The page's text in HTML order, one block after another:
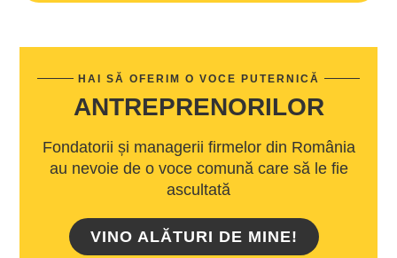
HAI SĂ OFERIM O VOCE PUTERNICĂ
ANTREPRENORILOR
Fondatorii și managerii firmelor din România
au nevoie de o voce comună care să le fie
ascultată
VINO ALĂTURI DE MINE!